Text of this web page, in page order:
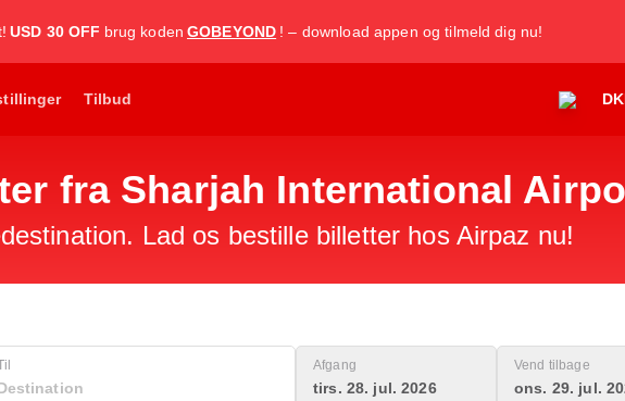
USD 30 OFF brug koden GOBEYOND ! – download appen og tilmeld dig nu!
Tilbud
fra Sharjah International
Lad os bestille billetter hos Airpaz nu!
Afgang
tirs. 28. jul. 2026
Vend tilbage
ons. 29. jul.